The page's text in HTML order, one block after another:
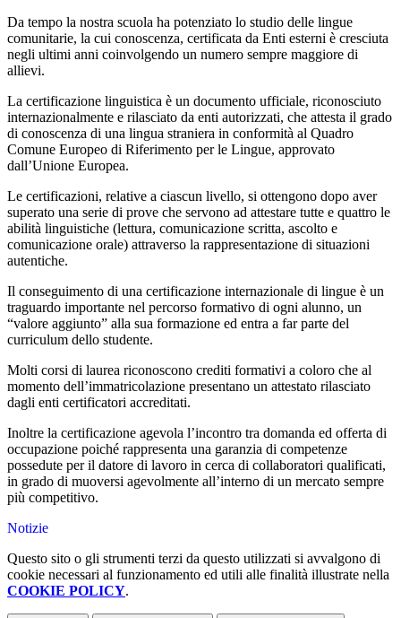
Da tempo la nostra scuola ha potenziato lo studio delle lingue
comunitarie, la cui conoscenza, certificata da Enti esterni è cresciuta
negli ultimi anni coinvolgendo un numero sempre maggiore di
allievi.
La certificazione linguistica è un documento ufficiale, riconosciuto
internazionalmente e rilasciato da enti autorizzati, che attesta il grado
di conoscenza di una lingua straniera in conformità al Quadro
Comune Europeo di Riferimento per le Lingue, approvato
dall’Unione Europea.
Le certificazioni, relative a ciascun livello, si ottengono dopo aver
superato una serie di prove che servono ad attestare tutte e quattro le
abilità linguistiche (lettura, comunicazione scritta, ascolto e
comunicazione orale) attraverso la rappresentazione di situazioni
autentiche.
Il conseguimento di una certificazione internazionale di lingue è un
traguardo importante nel percorso formativo di ogni alunno, un
“valore aggiunto” alla sua formazione ed entra a far parte del
curriculum dello studente.
Molti corsi di laurea riconoscono crediti formativi a coloro che al
momento dell’immatricolazione presentano un attestato rilasciato
dagli enti certificatori accreditati.
Inoltre la certificazione agevola l’incontro tra domanda ed offerta di
occupazione poiché rappresenta una garanzia di competenze
possedute per il datore di lavoro in cerca di collaboratori qualificati,
in grado di muoversi agevolmente all’interno di un mercato sempre
più competitivo.
Notizie
Questo sito o gli strumenti terzi da questo utilizzati si avvalgono di
cookie necessari al funzionamento ed utili alle finalità illustrate nella
COOKIE POLICY.